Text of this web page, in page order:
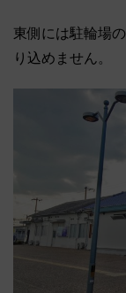
東側には駐輪場
り込めません。